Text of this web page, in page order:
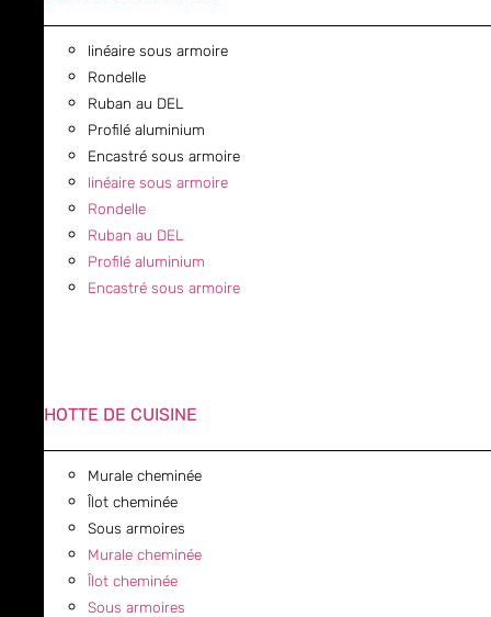
linéaire sous armoire
Rondelle
Ruban au DEL
Profilé aluminium
Encastré sous armoire
linéaire sous armoire
Rondelle
Ruban au DEL
Profilé aluminium
Encastré sous armoire
HOTTE DE CUISINE
Murale cheminée
Îlot cheminée
Sous armoires
Murale cheminée
Îlot cheminée
Sous armoires